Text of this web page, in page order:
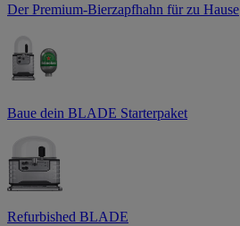
Der Premium-Bierzapfhahn für zu Hause
Baue dein BLADE Starterpaket
Refurbished BLADE